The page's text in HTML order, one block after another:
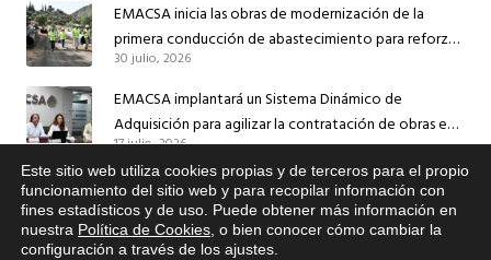
EMACSA inicia las obras de modernización de la
primera conducción de abastecimiento para reforzar
el suministro de agua de Córdoba
30 julio, 2026
EMACSA implantará un Sistema Dinámico de
Adquisición para agilizar la contratación de obras en
sus redes e instalaciones
17 julio, 2026
EMACSA inicia hoy las obras de una nueva arteria de
abastecimiento y una red de agua no potable en
Ingeniero Ruiz de Azúa
13 julio, 2026
Este sitio web utiliza cookies propias y de terceros para el propio
funcionamiento del sitio web y para recopilar información con
fines estadísticos y de uso. Puede obtener más información en
nuestra Política de Cookies , o bien conocer cómo cambiar la
configuración a través de los ajustes
Si tiene cualquier duda sobre
EMACSA, haga click abajo.